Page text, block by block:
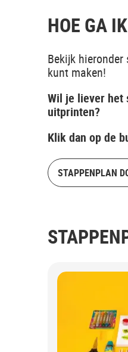
HOE GA
Bekijk
kunt maken!
Wil je liever het
uitprinten?
Klik dan op de
STAPPENPLAN